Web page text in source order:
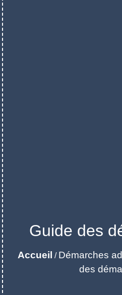
Guide des
Accueil / Démarches
des